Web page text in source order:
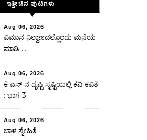
ಇತ್ತೀಚಿನ ಪುಟಗಳು
Aug 06, 2026
ವಿಮಾನ ನಿಲ್ದಾಣದಲ್ಲೊಂದು ಮನೆಯ
ಮಾಡಿ ….
Aug 06, 2026
ಕೆ ಎಸ್ ನ ದೃಷ್ಟಿ ಸೃಷ್ಟಿಯಲ್ಲಿ ಕವಿ ಕವಿತೆ
: ಭಾಗ 3
Aug 06, 2026
ಬಾಳ ಸ್ನೇಹಿತೆ